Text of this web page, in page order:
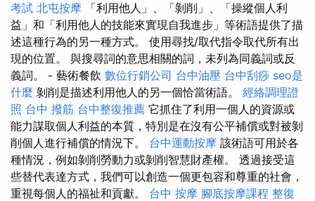
考試 北屯按摩 「利用他人」、「剝削」、「操縱個人利
益」和「利用他人的技能來實現自我進步」等術語提供了描
述這種行為的另一種方式。 使用尋找/取代指令取代所有出
現的位置。 與搜尋詞的意思相關的詞，未列為同義詞或反
義詞。 - 藝術餐飲 數位行銷公司 台中油壓 台中刮痧 seo是
什麼 剝削是描述利用他人的另一個恰當術語。 經絡調理證
照 台中 撥筋 台中整復推薦 它抓住了利用一個人的資源或
能力謀取個人利益的本質，特別是在沒有公平補償或對被剝
削個人進行補償的情況下。 台中運動按摩 該術語可用於各
種情況，例如剝削勞動力或剝削智慧財產權。 透過接受這
些替代表達方式，我們可以創造一個更包容和尊重的社會，
重視每個人的福祉和貢獻。 台中 按摩 腳底按摩課程 整復